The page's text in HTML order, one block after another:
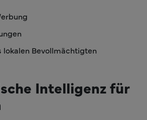
lokalen Bevollmächtigten
Intelligenz für